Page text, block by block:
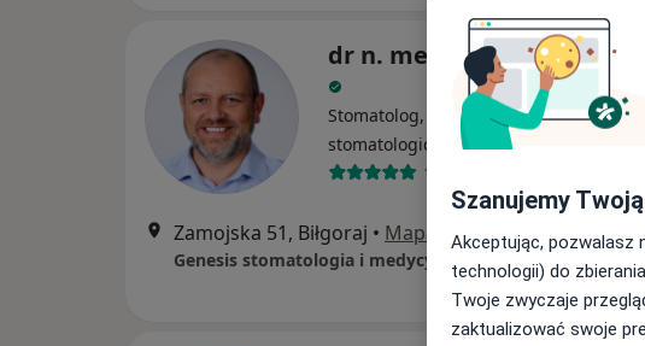
dr n. med. Janusz Goch
Stomatolog, Chirurg
stomatologiczny, Chirurg
10 opinii
Zamojska 51, Biłgoraj • Mapa
Genesis stomatologia i medycyna
Szanujemy
Akceptując, pozwalasz
technologii) do
Twoje zwyczaje
zaktualizować swoje